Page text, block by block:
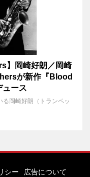
】岡崎好朗／岡崎
が新作『Blood
ース
る岡崎好朗（トランペッ
シー
広告について